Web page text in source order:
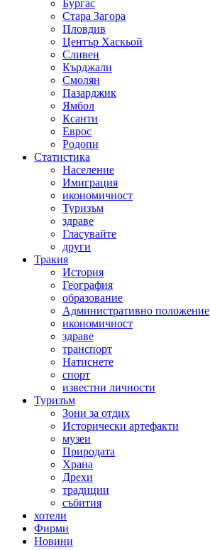
Бургас
Стара Загора
Пловдив
Център Хаскьой
Сливен
Кърджали
Смолян
Пазарджик
Ямбол
Ксанти
Еврос
Родопи
Статистика
Население
Имиграция
икономичност
Туризъм
здраве
Гласувайте
други
Тракия
История
География
образование
Административно положение
икономичност
здраве
транспорт
Натиснете
спорт
известни личности
Туризъм
Зони за отдих
Исторически артефакти
музеи
Природата
Храна
Дрехи
традиции
събития
хотели
Фирми
Новини